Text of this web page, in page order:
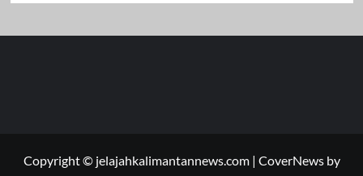
Copyright © jelajahkalimantannews.com | CoverNewsby